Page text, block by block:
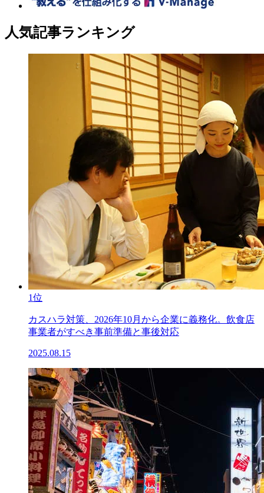
人気記事ランキング
1位
カスハラ対策、2026年10月から企業に義務化。飲食店
事業者がすべき事前準備と事後対応
2025.08.15